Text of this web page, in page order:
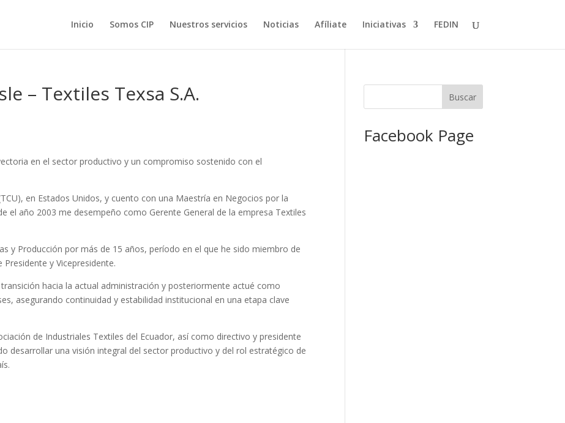
Inicio Somos CIP Nuestros servicios Noticias Afíliate Iniciativas FEDIN
– Textiles Texsa S.A.
en el sector productivo y un compromiso sostenido con el
en Estados Unidos, y cuento con una Maestría en Negocios por la
el año 2003 me desempeño como Gerente General de la empresa Textiles
y Producción por más de 15 años, período en el que he sido miembro de
y Vicepresidente.
hacia la actual administración y posteriormente actué como
asegurando continuidad y estabilidad institucional en una etapa clave
de Industriales Textiles del Ecuador, así como directivo y presidente
desarrollar una visión integral del sector productivo y del rol estratégico de
Facebook Page